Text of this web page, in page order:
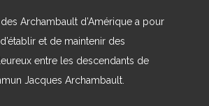
des Archambault d’Amérique a pour
et de maintenir des
entre les descendants de
Jacques Archambault.